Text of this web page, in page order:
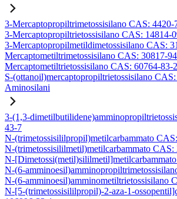
3-Mercaptopropiltrimetossisilano CAS: 4420-
3-Mercaptopropiltrietossisilano CAS: 14814-
3-Mercaptopropilmetildimetossisilano CAS:
Mercaptometiltrimetossisilano CAS: 30817-
Mercaptometiltrietossisilano CAS: 60764-83-2
S-(ottanoil)mercaptopropiltrietossisilano
Aminosilani
3-(1,3-
43-7
N-(trimetossisililpropil)metilcarbammato
N-(trimetossisililmetil)metilcarbammato CAS:
N-
N-(6-
N-(6-amminoesil)amminometiltrietossisilano
N-[5-(trimetossisililpropil)-2-aza-1-